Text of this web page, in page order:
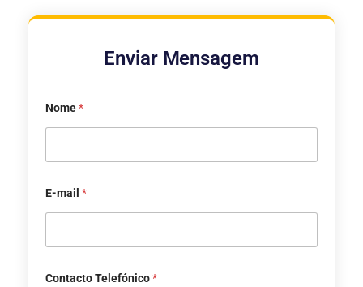
Enviar Mensagem
Nome*
E-mail *
Contacto Telefónico*